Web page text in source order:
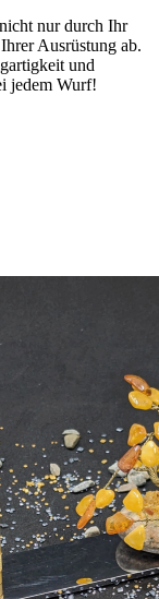
nur durch Ihr
Ausrüstung ab.
und
jedem Wurf!